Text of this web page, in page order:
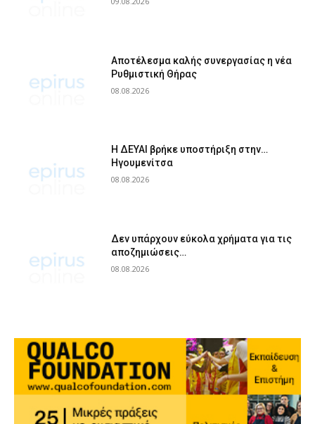
Αποτέλεσμα καλής συνεργασίας η νέα
Ρυθμιστική Θήρας
08.08.2026
Η ΔΕΥΑΙ βρήκε υποστήριξη στην…
Ηγουμενίτσα
08.08.2026
Δεν υπάρχουν εύκολα χρήματα για τις
αποζημιώσεις…
08.08.2026